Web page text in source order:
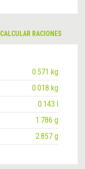
CALCULAR RACIONES
0.571 kg
0.018 kg
0.143 l
1.786 g
2.857 g